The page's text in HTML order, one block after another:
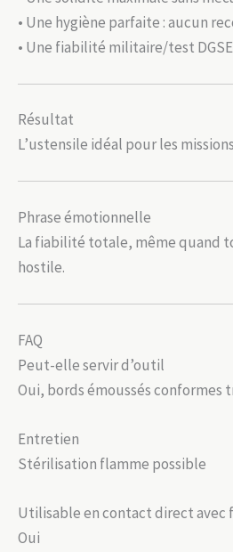
• Une hygiène parfaite : aucun
• Une fiabilité militaire/test DGSE
Résultat
L’ustensile idéal pour les
Phrase émotionnelle
La fiabilité totale, même quand
hostile.
FAQ
Peut-elle servir d’outil
Oui, bords émoussés conformes
Entretien
Stérilisation flamme possible
Utilisable en contact direct avec
Oui